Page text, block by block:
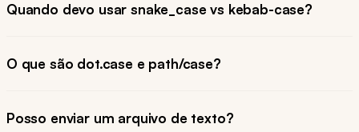
Quando devo usar snake_case vs kebab-case?
O que são dot.case e path/case?
Posso enviar um arquivo de texto?